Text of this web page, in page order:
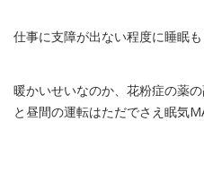
仕事に支障が出ない程度に睡眠
暖かいせいなのか、花粉症の薬
と昼間の運転はただでさえ眠気